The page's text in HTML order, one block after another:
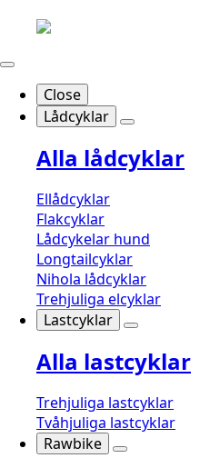
Close
Lådcyklar
Alla lådcyklar
Ellådcyklar
Flakcyklar
Lådcykelar hund
Longtailcyklar
Nihola lådcyklar
Trehjuliga elcyklar
Lastcyklar
Alla lastcyklar
Trehjuliga lastcyklar
Tvåhjuliga lastcyklar
Rawbike